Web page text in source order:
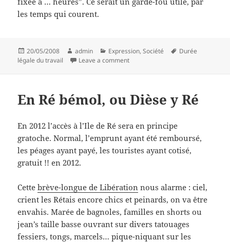
les temps qui courent.
Posted
on
20/05/2008 Author
admin Categories
Expression,Société Tags
Durée
légale du travail
Leave a commenton La loi la plus conne de tout
En Ré bémol, ou Dièse y Ré
En 2012 l’accès à l’Ile de Ré sera en principe
gratoche. Normal, l’emprunt ayant été remboursé,
les péages ayant payé, les touristes ayant cotisé,
gratuit !! en 2012.
Cettebrève-longue de Libération nous alarme : ciel,
crient les Rétais encore chics et peinards, on va être
envahis. Marée de bagnoles, familles en shorts ou
jean’s taille basse ouvrant sur divers tatouages
fessiers, tongs, marcels… pique-niquant sur les